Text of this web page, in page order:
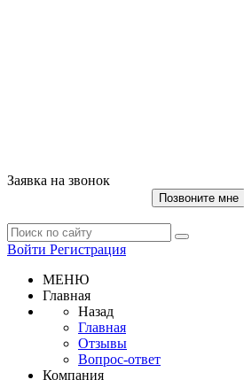
Заявка на звонок
Позвоните мне
Войти Регистрация
МЕНЮ
Главная
Назад
Главная
Отзывы
Вопрос-ответ
Компания